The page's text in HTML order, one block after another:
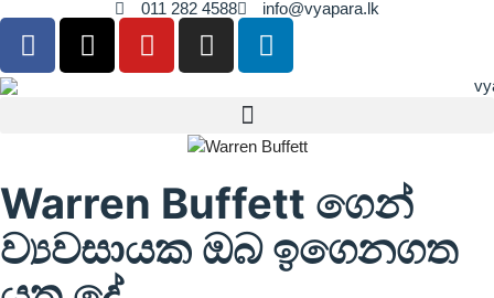
011 282 4588 info@vyapara.lk
Warren Buffett ගෙන්
ව්‍යවසායක ඔබ ඉගෙනගත